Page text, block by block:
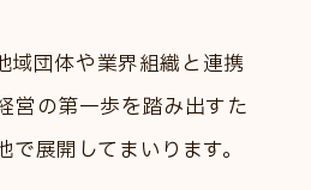
域団体や業界組織と連携
営の第一歩を踏み出すた
展開してまいります。